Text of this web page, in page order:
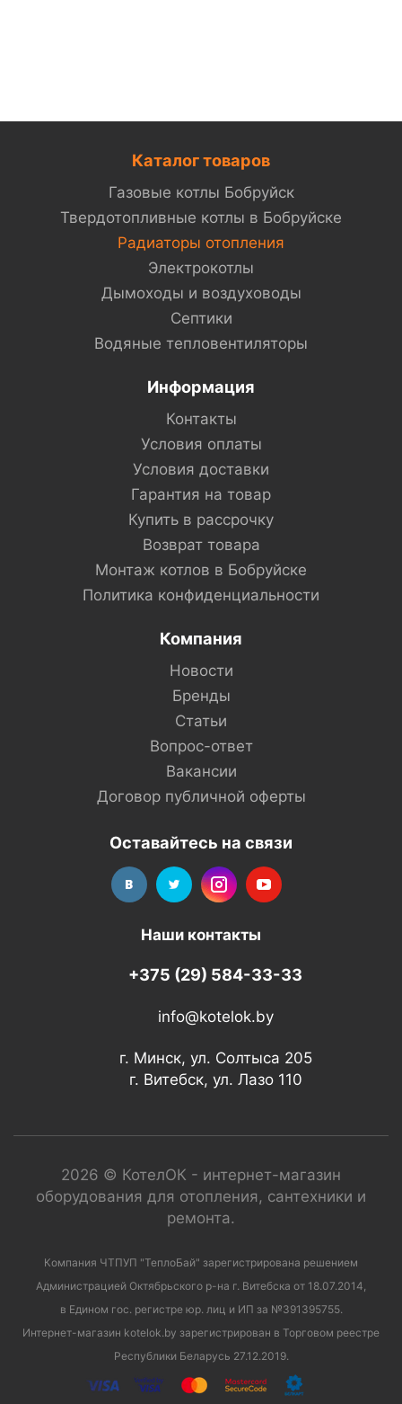
Каталог товаров
Газовые котлы Бобруйск
Твердотопливные котлы в Бобруйске
Радиаторы отопления
Электрокотлы
Дымоходы и воздуховоды
Септики
Водяные тепловентиляторы
Информация
Контакты
Условия оплаты
Условия доставки
Гарантия на товар
Купить в рассрочку
Возврат товара
Монтаж котлов в Бобруйске
Политика конфиденциальности
Компания
Новости
Бренды
Статьи
Вопрос-ответ
Вакансии
Договор публичной оферты
Оставайтесь на связи
Наши контакты
+375 (29) 584-33-33
info@kotelok.by
г. Минск, ул. Солтыса 205
г. Витебск, ул. Лазо 110
2026 © КотелОК - интернет-магазин
оборудования для отопления, сантехники и
ремонта.
Компания ЧТПУП "ТеплоБай" зарегистрирована решением
Администрацией Октябрьского р-на г. Витебска от 18.07.2014,
в Едином гос. регистре юр. лиц и ИП за №391395755.
Интернет-магазин kotelok.by зарегистрирован в Торговом реестре
Республики Беларусь 27.12.2019.